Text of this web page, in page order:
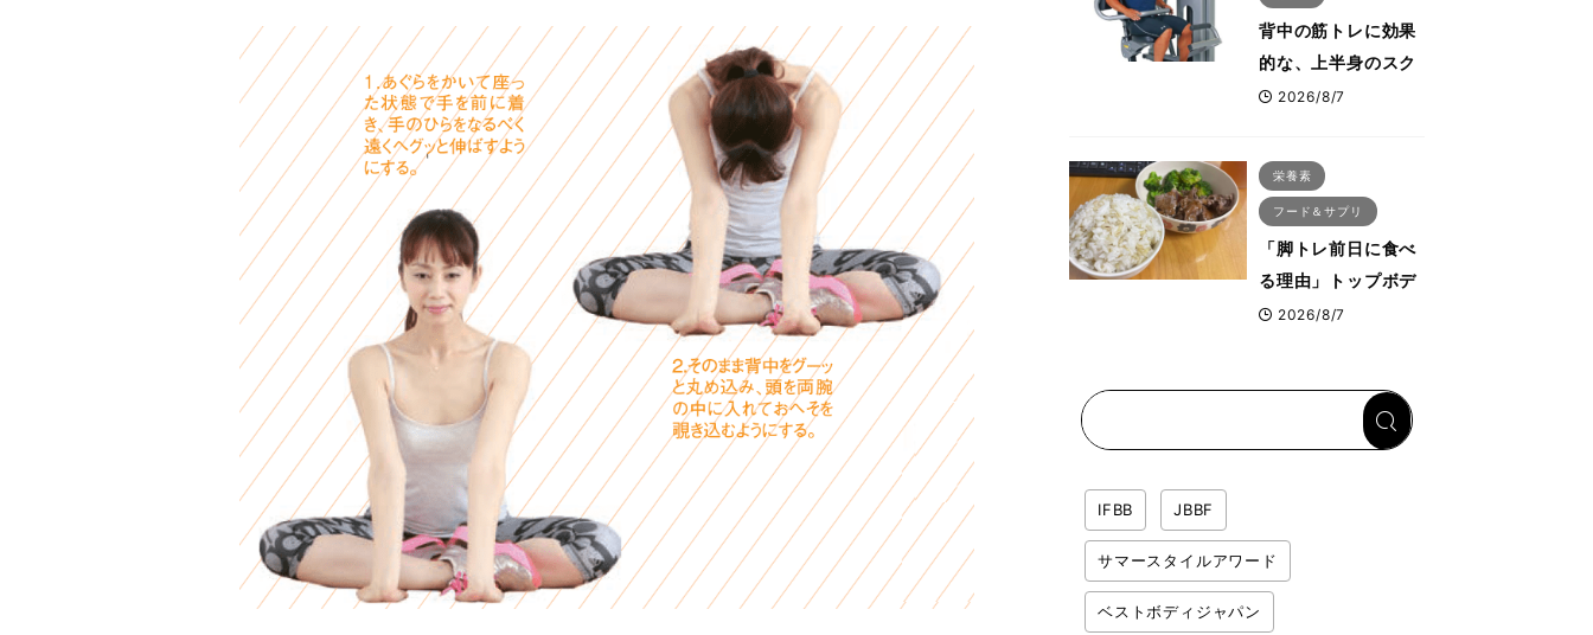
背中の筋トレに効果
的な、上半身のスク
ワットとも言われた
ス・プルオーバーマ
シン”とは？
2026/8/7
栄養素
フード＆サプリ
「脚トレ前日に食べ
る理由」トップボデ
ィビルダーが愛用す
2026/8/7
IFBB JBBF
サマースタイルアワード
ベストボディジャパン